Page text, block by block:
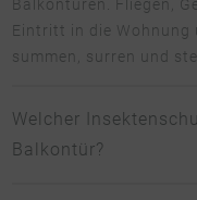
Balkontüren. Fliegen,
Eintritt in die Wohnung
summen, surren und
Welcher
Balkontür?